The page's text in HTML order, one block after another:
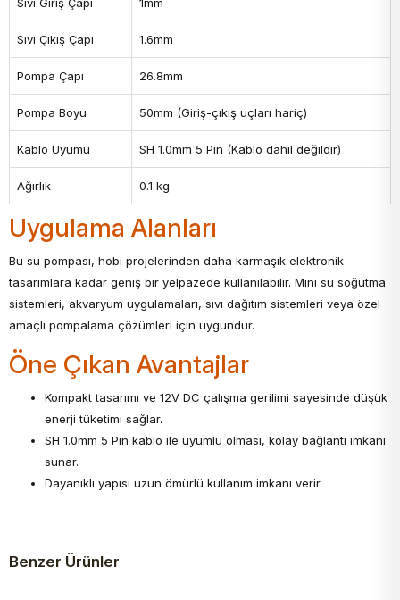
Sıvı Giriş Çapı 1mm
Sıvı Çıkış Çapı 1.6mm
Pompa Çapı 26.8mm
Pompa Boyu 50mm (Giriş-çıkış uçları hariç)
Kablo Uyumu SH 1.0mm 5 Pin (Kablo dahil değildir)
Ağırlık 0.1 kg
Uygulama Alanları
Bu su pompası, hobi projelerinden daha karmaşık elektronik
tasarımlara kadar geniş bir yelpazede kullanılabilir. Mini su soğutma
sistemleri, akvaryum uygulamaları, sıvı dağıtım sistemleri veya özel
amaçlı pompalama çözümleri için uygundur.
Öne Çıkan Avantajlar
Kompakt tasarımı ve 12V DC çalışma gerilimi sayesinde düşük
enerji tüketimi sağlar.
SH 1.0mm 5 Pin kablo ile uyumlu olması, kolay bağlantı imkanı
sunar.
Dayanıklı yapısı uzun ömürlü kullanım imkanı verir.
Benzer Ürünler